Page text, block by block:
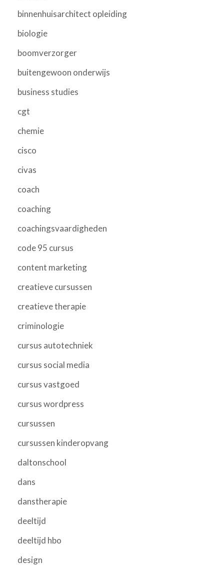
binnenhuisarchitect opleiding
biologie
boomverzorger
buitengewoon onderwijs
business studies
cgt
chemie
cisco
civas
coach
coaching
coachingsvaardigheden
code 95 cursus
content marketing
creatieve cursussen
creatieve therapie
criminologie
cursus autotechniek
cursus social media
cursus vastgoed
cursus wordpress
cursussen
cursussen kinderopvang
daltonschool
dans
danstherapie
deeltijd
deeltijd hbo
design